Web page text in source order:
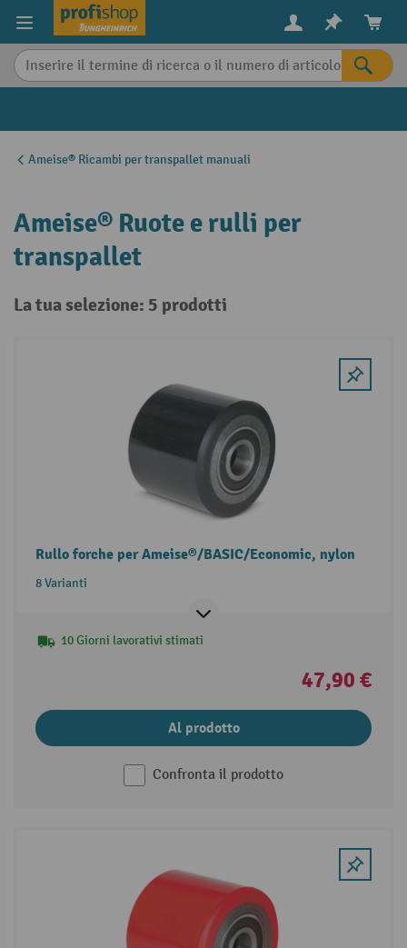
content
Ameise® Ricambi per transpallet manuali
Ameise® Ruote e rulli per
transpallet
La tua selezione: 5 prodotti
Rullo forche per Ameise®/BASIC/Economic, nylon
8 Varianti
10 Giorni lavorativi stimati
47,90 €
Al prodotto
Confronta il prodotto